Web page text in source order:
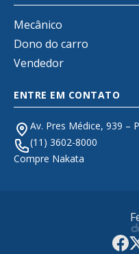
Mecânico
Dono do carro
Vendedor
ENTRE EM CONTATO
Av. Pres Médice, 939 –
(11) 3602-8000
Compre Nakata